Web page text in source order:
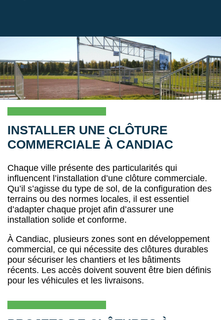
INSTALLER UNE CLÔTURE
COMMERCIALE À CANDIAC
Chaque ville présente des particularités qui
influencent l’installation d’une clôture commerciale.
Qu’il s’agisse du type de sol, de la configuration des
terrains ou des normes locales, il est essentiel
d’adapter chaque projet afin d’assurer une
installation solide et conforme.
À Candiac, plusieurs zones sont en développement
commercial, ce qui nécessite des clôtures durables
pour sécuriser les chantiers et les bâtiments
récents. Les accès doivent souvent être bien définis
pour les véhicules et les livraisons.